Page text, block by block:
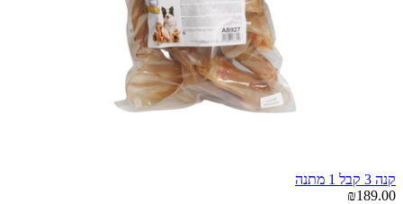
קנה 3 קבל 1 מתנה
₪189.00